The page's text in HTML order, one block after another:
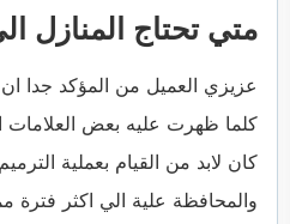
متي تحتاج المنازل
عزيزي العميل من المؤكد جدا
كلما ظهرت عليه بعض العلامات
كان لابد من القيام بعملية
والمحافظة علية الي اكثر فترة